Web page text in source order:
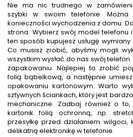
Nie ma nic trudnego w
szybki w swoim telefonie.
konieczności wychodzenia z domu.
strona. Wybierz swój model telefonu
ten sposób kupujesz usługę
Co musisz zrobić, abyśmy mogli
wszystkim wysłać do nas swój
zapakowaniu. Najlepiej to zrobić
folią bąbelkową, a następnie
opakowaniu kartonowym. Warto
sztywnych ściankach, który jest
mechaniczne. Zadbaj również o
kartonik folią ochronną, np.
przesyłkę przed działaniem wilgoci,
delikatną elektronikę w telefonie.